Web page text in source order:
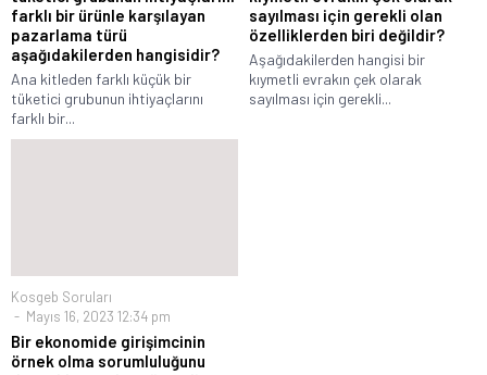
farklı bir ürünle karşılayan
pazarlama türü
aşağıdakilerden hangisidir?
Ana kitleden farklı küçük bir
tüketici grubunun ihtiyaçlarını
farklı bir...
sayılması için gerekli olan
özelliklerden biri değildir?
Aşağıdakilerden hangisi bir
kıymetli evrakın çek olarak
sayılması için gerekli...
Kosgeb Soruları
Mayıs 16, 2023 12:34 pm
Bir ekonomide girişimcinin
örnek olma sorumluluğunu